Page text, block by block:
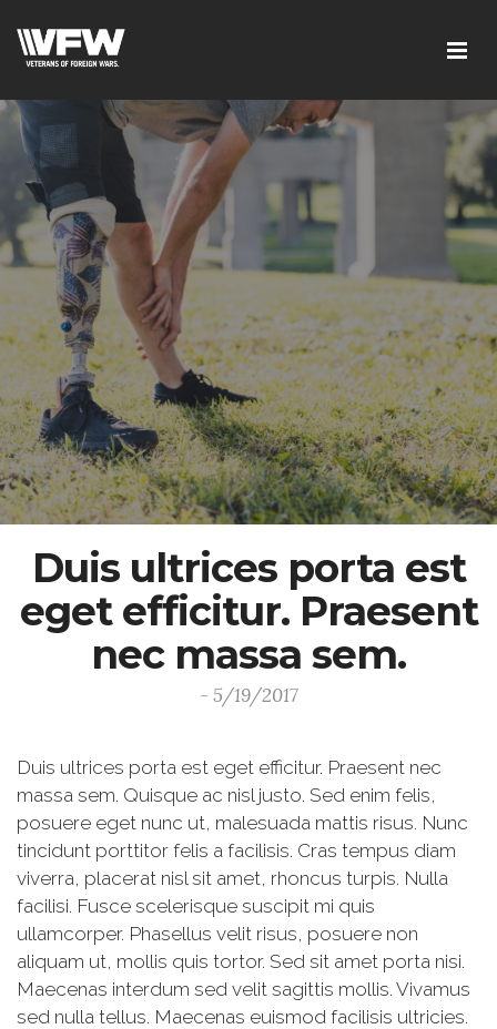
Duis ultrices porta est
eget efficitur. Praesent
nec massa sem.
- 5/19/2017
Duis ultrices porta est eget efficitur. Praesent nec
massa sem. Quisque ac nisl justo. Sed enim felis,
posuere eget nunc ut, malesuada mattis risus. Nunc
tincidunt porttitor felis a facilisis. Cras tempus diam
viverra, placerat nisl sit amet, rhoncus turpis. Nulla
facilisi. Fusce scelerisque suscipit mi quis
ullamcorper. Phasellus velit risus, posuere non
aliquam ut, mollis quis tortor. Sed sit amet porta nisi.
Maecenas interdum sed velit sagittis mollis. Vivamus
sed nulla tellus. Maecenas euismod facilisis ultricies.